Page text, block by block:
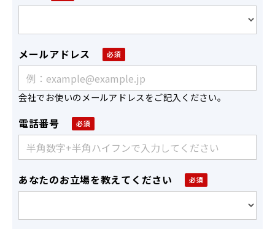
メールアドレス
会社でお使いのメールアドレスをご記入ください。
電話番号
あなたのお立場を教えてください